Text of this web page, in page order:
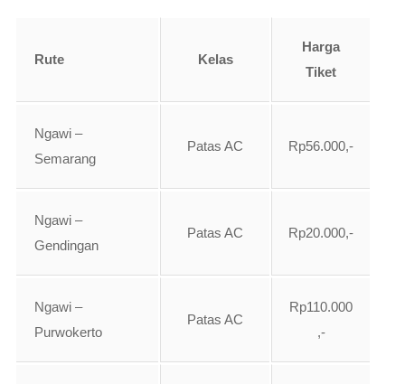
Rute Kelas
Harga
Tiket
Ngawi –
Semarang
Patas AC Rp56.000,-
Ngawi –
Gendingan
Patas AC Rp20.000,-
Ngawi –
Purwokerto
Patas AC
Rp110.000
,-